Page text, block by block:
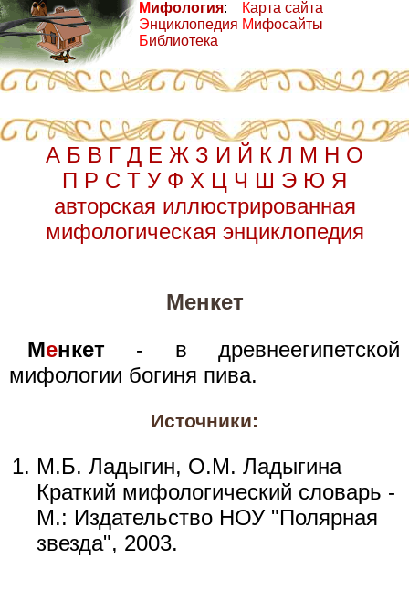
Мифология:
Энциклопедия
Библиотека
Карта сайта
Мифосайты
А Б В Г Д Е Ж З И Й К Л М Н О
П Р С Т У Ф Х Ц Ч Ш Э Ю Я
авторская иллюстрированная
мифологическая энциклопедия
Менкет
Менкет - в древнеегипетской
мифологии богиня пива.
Источники:
М.Б. Ладыгин, О.М. Ладыгина
Краткий мифологический словарь -
М.: Издательство НОУ "Полярная
звезда", 2003.